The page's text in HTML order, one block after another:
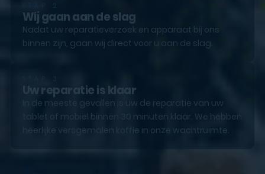
STAP 2
Wij gaan aan de slag
Nadat uw reparatieverzoek en apparaat bij ons
binnen zijn, gaan wij direct voor u aan de slag.
STAP 3
Uw reparatie is klaar
In de meeste gevallen is uw de reparatie van uw
tablet of mobiel binnen 30 minuten klaar. We hebben
heerlijke versgemalen koffie in onze wachtruimte.